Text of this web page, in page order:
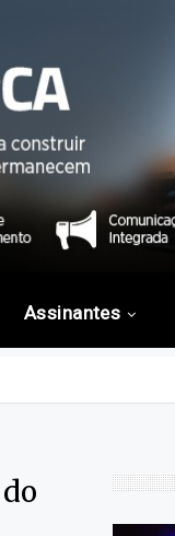
Assinantes